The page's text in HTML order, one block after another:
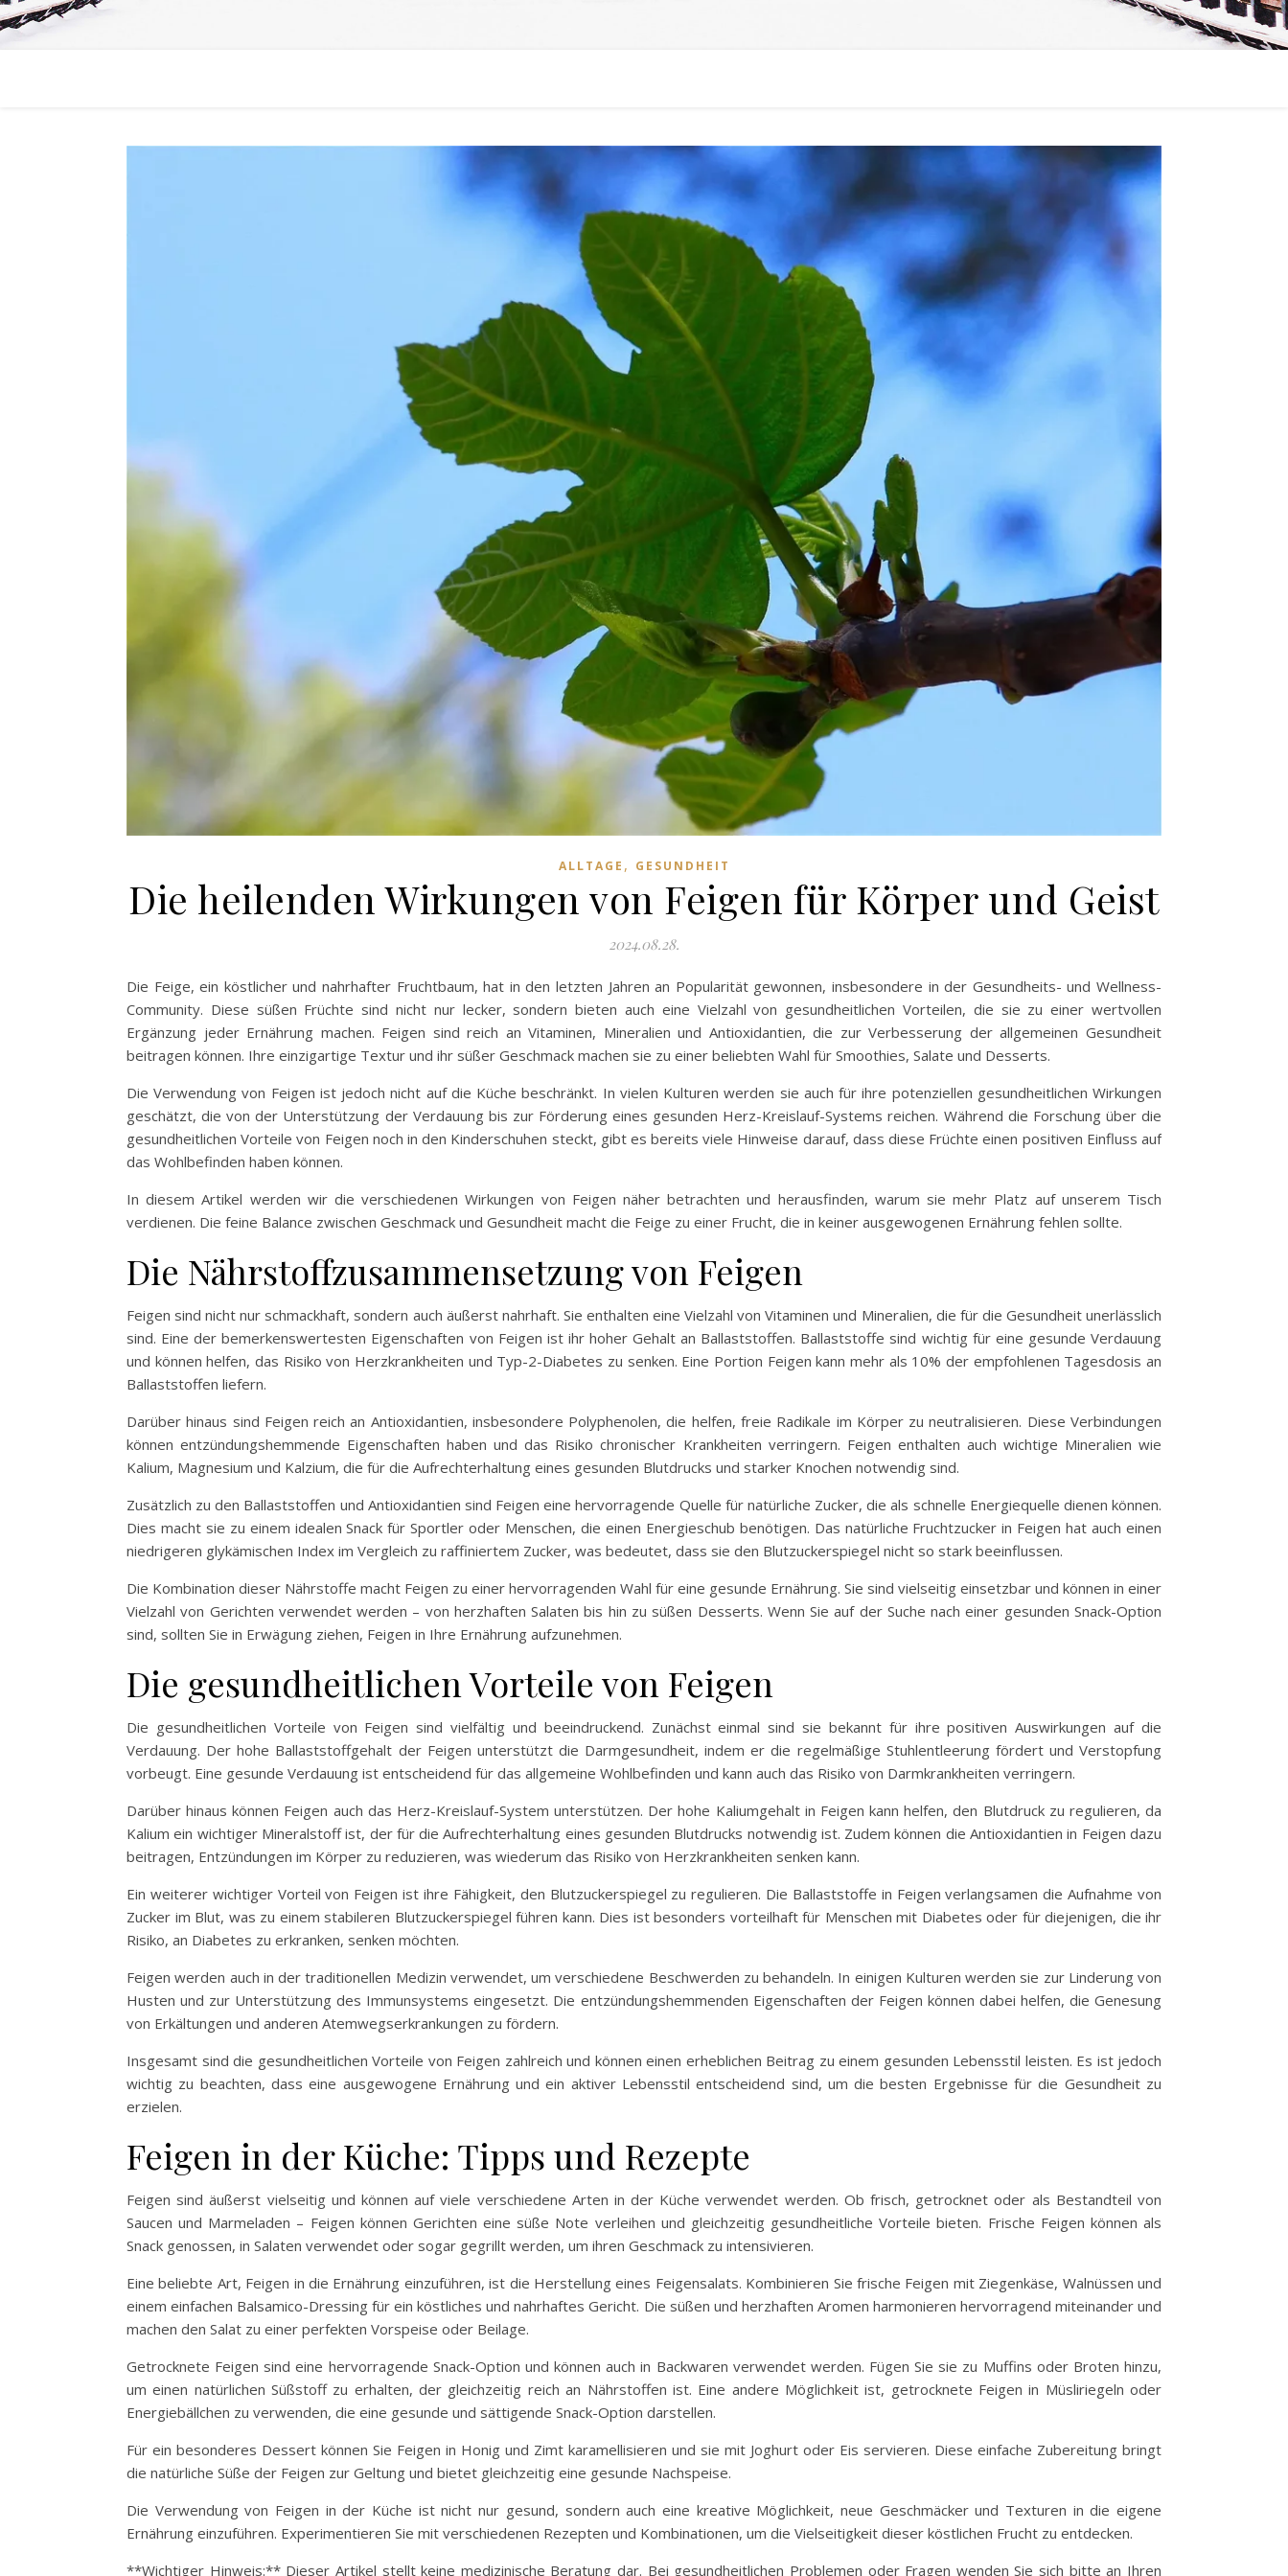
ALLTAGE , GESUNDHEIT
Die heilenden Wirkungen von Feigen für Körper und Geist
2024.08.28.
Die Feige, ein köstlicher und nahrhafter Fruchtbaum, hat in den letzten Jahren an Popularität gewonnen, insbesondere in der Gesundheits- und Wellness-
Community. Diese süßen Früchte sind nicht nur lecker, sondern bieten auch eine Vielzahl von gesundheitlichen Vorteilen, die sie zu einer wertvollen
Ergänzung jeder Ernährung machen. Feigen sind reich an Vitaminen, Mineralien und Antioxidantien, die zur Verbesserung der allgemeinen Gesundheit
beitragen können. Ihre einzigartige Textur und ihr süßer Geschmack machen sie zu einer beliebten Wahl für Smoothies, Salate und Desserts.
Die Verwendung von Feigen ist jedoch nicht auf die Küche beschränkt. In vielen Kulturen werden sie auch für ihre potenziellen gesundheitlichen Wirkungen
geschätzt, die von der Unterstützung der Verdauung bis zur Förderung eines gesunden Herz-Kreislauf-Systems reichen. Während die Forschung über die
gesundheitlichen Vorteile von Feigen noch in den Kinderschuhen steckt, gibt es bereits viele Hinweise darauf, dass diese Früchte einen positiven Einfluss auf
das Wohlbefinden haben können.
In diesem Artikel werden wir die verschiedenen Wirkungen von Feigen näher betrachten und herausfinden, warum sie mehr Platz auf unserem Tisch
verdienen. Die feine Balance zwischen Geschmack und Gesundheit macht die Feige zu einer Frucht, die in keiner ausgewogenen Ernährung fehlen sollte.
Die Nährstoffzusammensetzung von Feigen
Feigen sind nicht nur schmackhaft, sondern auch äußerst nahrhaft. Sie enthalten eine Vielzahl von Vitaminen und Mineralien, die für die Gesundheit unerlässlich
sind. Eine der bemerkenswertesten Eigenschaften von Feigen ist ihr hoher Gehalt an Ballaststoffen. Ballaststoffe sind wichtig für eine gesunde Verdauung
und können helfen, das Risiko von Herzkrankheiten und Typ-2-Diabetes zu senken. Eine Portion Feigen kann mehr als 10% der empfohlenen Tagesdosis an
Ballaststoffen liefern.
Darüber hinaus sind Feigen reich an Antioxidantien, insbesondere Polyphenolen, die helfen, freie Radikale im Körper zu neutralisieren. Diese Verbindungen
können entzündungshemmende Eigenschaften haben und das Risiko chronischer Krankheiten verringern. Feigen enthalten auch wichtige Mineralien wie
Kalium, Magnesium und Kalzium, die für die Aufrechterhaltung eines gesunden Blutdrucks und starker Knochen notwendig sind.
Zusätzlich zu den Ballaststoffen und Antioxidantien sind Feigen eine hervorragende Quelle für natürliche Zucker, die als schnelle Energiequelle dienen können.
Dies macht sie zu einem idealen Snack für Sportler oder Menschen, die einen Energieschub benötigen. Das natürliche Fruchtzucker in Feigen hat auch einen
niedrigeren glykämischen Index im Vergleich zu raffiniertem Zucker, was bedeutet, dass sie den Blutzuckerspiegel nicht so stark beeinflussen.
Die Kombination dieser Nährstoffe macht Feigen zu einer hervorragenden Wahl für eine gesunde Ernährung. Sie sind vielseitig einsetzbar und können in einer
Vielzahl von Gerichten verwendet werden – von herzhaften Salaten bis hin zu süßen Desserts. Wenn Sie auf der Suche nach einer gesunden Snack-Option
sind, sollten Sie in Erwägung ziehen, Feigen in Ihre Ernährung aufzunehmen.
Die gesundheitlichen Vorteile von Feigen
Die gesundheitlichen Vorteile von Feigen sind vielfältig und beeindruckend. Zunächst einmal sind sie bekannt für ihre positiven Auswirkungen auf die
Verdauung. Der hohe Ballaststoffgehalt der Feigen unterstützt die Darmgesundheit, indem er die regelmäßige Stuhlentleerung fördert und Verstopfung
vorbeugt. Eine gesunde Verdauung ist entscheidend für das allgemeine Wohlbefinden und kann auch das Risiko von Darmkrankheiten verringern.
Darüber hinaus können Feigen auch das Herz-Kreislauf-System unterstützen. Der hohe Kaliumgehalt in Feigen kann helfen, den Blutdruck zu regulieren, da
Kalium ein wichtiger Mineralstoff ist, der für die Aufrechterhaltung eines gesunden Blutdrucks notwendig ist. Zudem können die Antioxidantien in Feigen dazu
beitragen, Entzündungen im Körper zu reduzieren, was wiederum das Risiko von Herzkrankheiten senken kann.
Ein weiterer wichtiger Vorteil von Feigen ist ihre Fähigkeit, den Blutzuckerspiegel zu regulieren. Die Ballaststoffe in Feigen verlangsamen die Aufnahme von
Zucker im Blut, was zu einem stabileren Blutzuckerspiegel führen kann. Dies ist besonders vorteilhaft für Menschen mit Diabetes oder für diejenigen, die ihr
Risiko, an Diabetes zu erkranken, senken möchten.
Feigen werden auch in der traditionellen Medizin verwendet, um verschiedene Beschwerden zu behandeln. In einigen Kulturen werden sie zur Linderung von
Husten und zur Unterstützung des Immunsystems eingesetzt. Die entzündungshemmenden Eigenschaften der Feigen können dabei helfen, die Genesung
von Erkältungen und anderen Atemwegserkrankungen zu fördern.
Insgesamt sind die gesundheitlichen Vorteile von Feigen zahlreich und können einen erheblichen Beitrag zu einem gesunden Lebensstil leisten. Es ist jedoch
wichtig zu beachten, dass eine ausgewogene Ernährung und ein aktiver Lebensstil entscheidend sind, um die besten Ergebnisse für die Gesundheit zu
erzielen.
Feigen in der Küche: Tipps und Rezepte
Feigen sind äußerst vielseitig und können auf viele verschiedene Arten in der Küche verwendet werden. Ob frisch, getrocknet oder als Bestandteil von
Saucen und Marmeladen – Feigen können Gerichten eine süße Note verleihen und gleichzeitig gesundheitliche Vorteile bieten. Frische Feigen können als
Snack genossen, in Salaten verwendet oder sogar gegrillt werden, um ihren Geschmack zu intensivieren.
Eine beliebte Art, Feigen in die Ernährung einzuführen, ist die Herstellung eines Feigensalats. Kombinieren Sie frische Feigen mit Ziegenkäse, Walnüssen und
einem einfachen Balsamico-Dressing für ein köstliches und nahrhaftes Gericht. Die süßen und herzhaften Aromen harmonieren hervorragend miteinander und
machen den Salat zu einer perfekten Vorspeise oder Beilage.
Getrocknete Feigen sind eine hervorragende Snack-Option und können auch in Backwaren verwendet werden. Fügen Sie sie zu Muffins oder Broten hinzu,
um einen natürlichen Süßstoff zu erhalten, der gleichzeitig reich an Nährstoffen ist. Eine andere Möglichkeit ist, getrocknete Feigen in Müsliriegeln oder
Energiebällchen zu verwenden, die eine gesunde und sättigende Snack-Option darstellen.
Für ein besonderes Dessert können Sie Feigen in Honig und Zimt karamellisieren und sie mit Joghurt oder Eis servieren. Diese einfache Zubereitung bringt
die natürliche Süße der Feigen zur Geltung und bietet gleichzeitig eine gesunde Nachspeise.
Die Verwendung von Feigen in der Küche ist nicht nur gesund, sondern auch eine kreative Möglichkeit, neue Geschmäcker und Texturen in die eigene
Ernährung einzuführen. Experimentieren Sie mit verschiedenen Rezepten und Kombinationen, um die Vielseitigkeit dieser köstlichen Frucht zu entdecken.
**Wichtiger Hinweis:** Dieser Artikel stellt keine medizinische Beratung dar. Bei gesundheitlichen Problemen oder Fragen wenden Sie sich bitte an Ihren